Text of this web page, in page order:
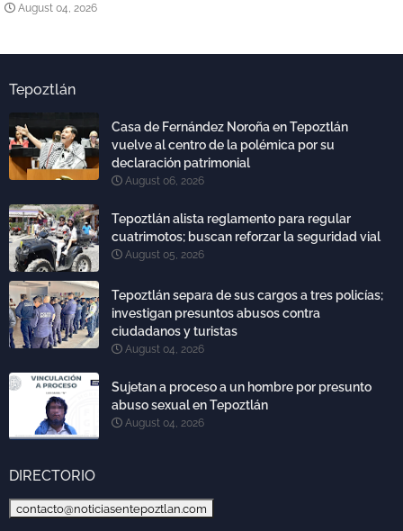
August 04, 2026
Tepoztlán
Casa de Fernández Noroña en Tepoztlán
vuelve al centro de la polémica por su
declaración patrimonial
August 06, 2026
Tepoztlán alista reglamento para regular
cuatrimotos; buscan reforzar la seguridad vial
August 05, 2026
Tepoztlán separa de sus cargos a tres policías;
investigan presuntos abusos contra
ciudadanos y turistas
August 04, 2026
Sujetan a proceso a un hombre por presunto
abuso sexual en Tepoztlán
August 04, 2026
DIRECTORIO
contacto@noticiasentepoztlan.com